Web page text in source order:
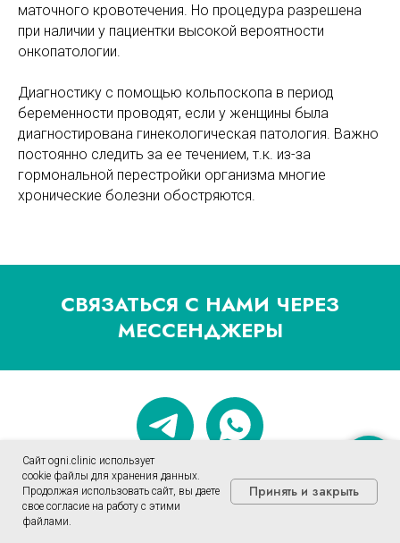
маточного кровотечения. Но процедура разрешена
при наличии у пациентки высокой вероятности
онкопатологии.
Диагностику с помощью кольпоскопа в период
беременности проводят, если у женщины была
диагностирована гинекологическая патология. Важно
постоянно следить за ее течением, т.к. из-за
гормональной перестройки организма многие
хронические болезни обостряются.
СВЯЗАТЬСЯ С НАМИ ЧЕРЕЗ
МЕССЕНДЖЕРЫ
Сайт ogni.clinic использует
cookie файлы для хранения данных.
Продолжая использовать сайт, вы даете
свое согласие на работу с этими
файлами.
Принять и закрыть